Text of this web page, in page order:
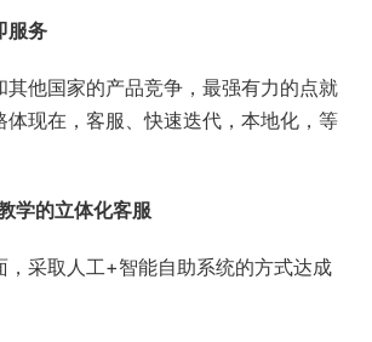
服务
其他国家的产品竞争，最强有力的点就
体现在，客服、快速迭代，本地化，等
学的立体化客服
，采取人工+智能自助系统的方式达成